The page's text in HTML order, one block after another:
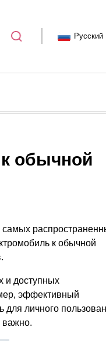
Русский
обычной
самых
к обычной
и доступных
эффективный
для личного
важно.